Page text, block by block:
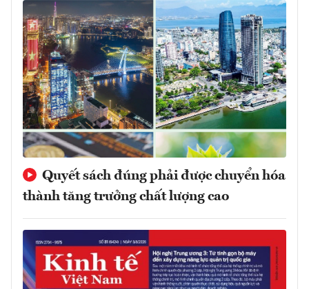
Quyết sách đúng phải được chuyển hóa
thành tăng trưởng chất lượng cao